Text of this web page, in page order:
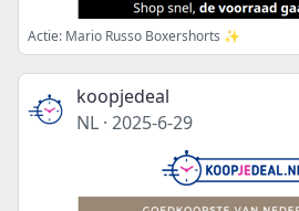
Actie: Mario Russo Boxershorts ✨
koopjedeal
NL · 2025-6-29